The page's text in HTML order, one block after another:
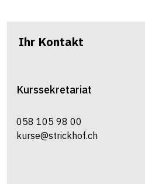
Ihr Kontakt
Kurssekretariat
058 105 98 00
kurse@strickhof.ch